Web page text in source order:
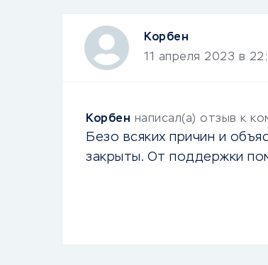
Корбен
11 апреля 2023 в
Корбен написал(а) отзыв к
Безо всяких причин и
закрыты. От поддержки